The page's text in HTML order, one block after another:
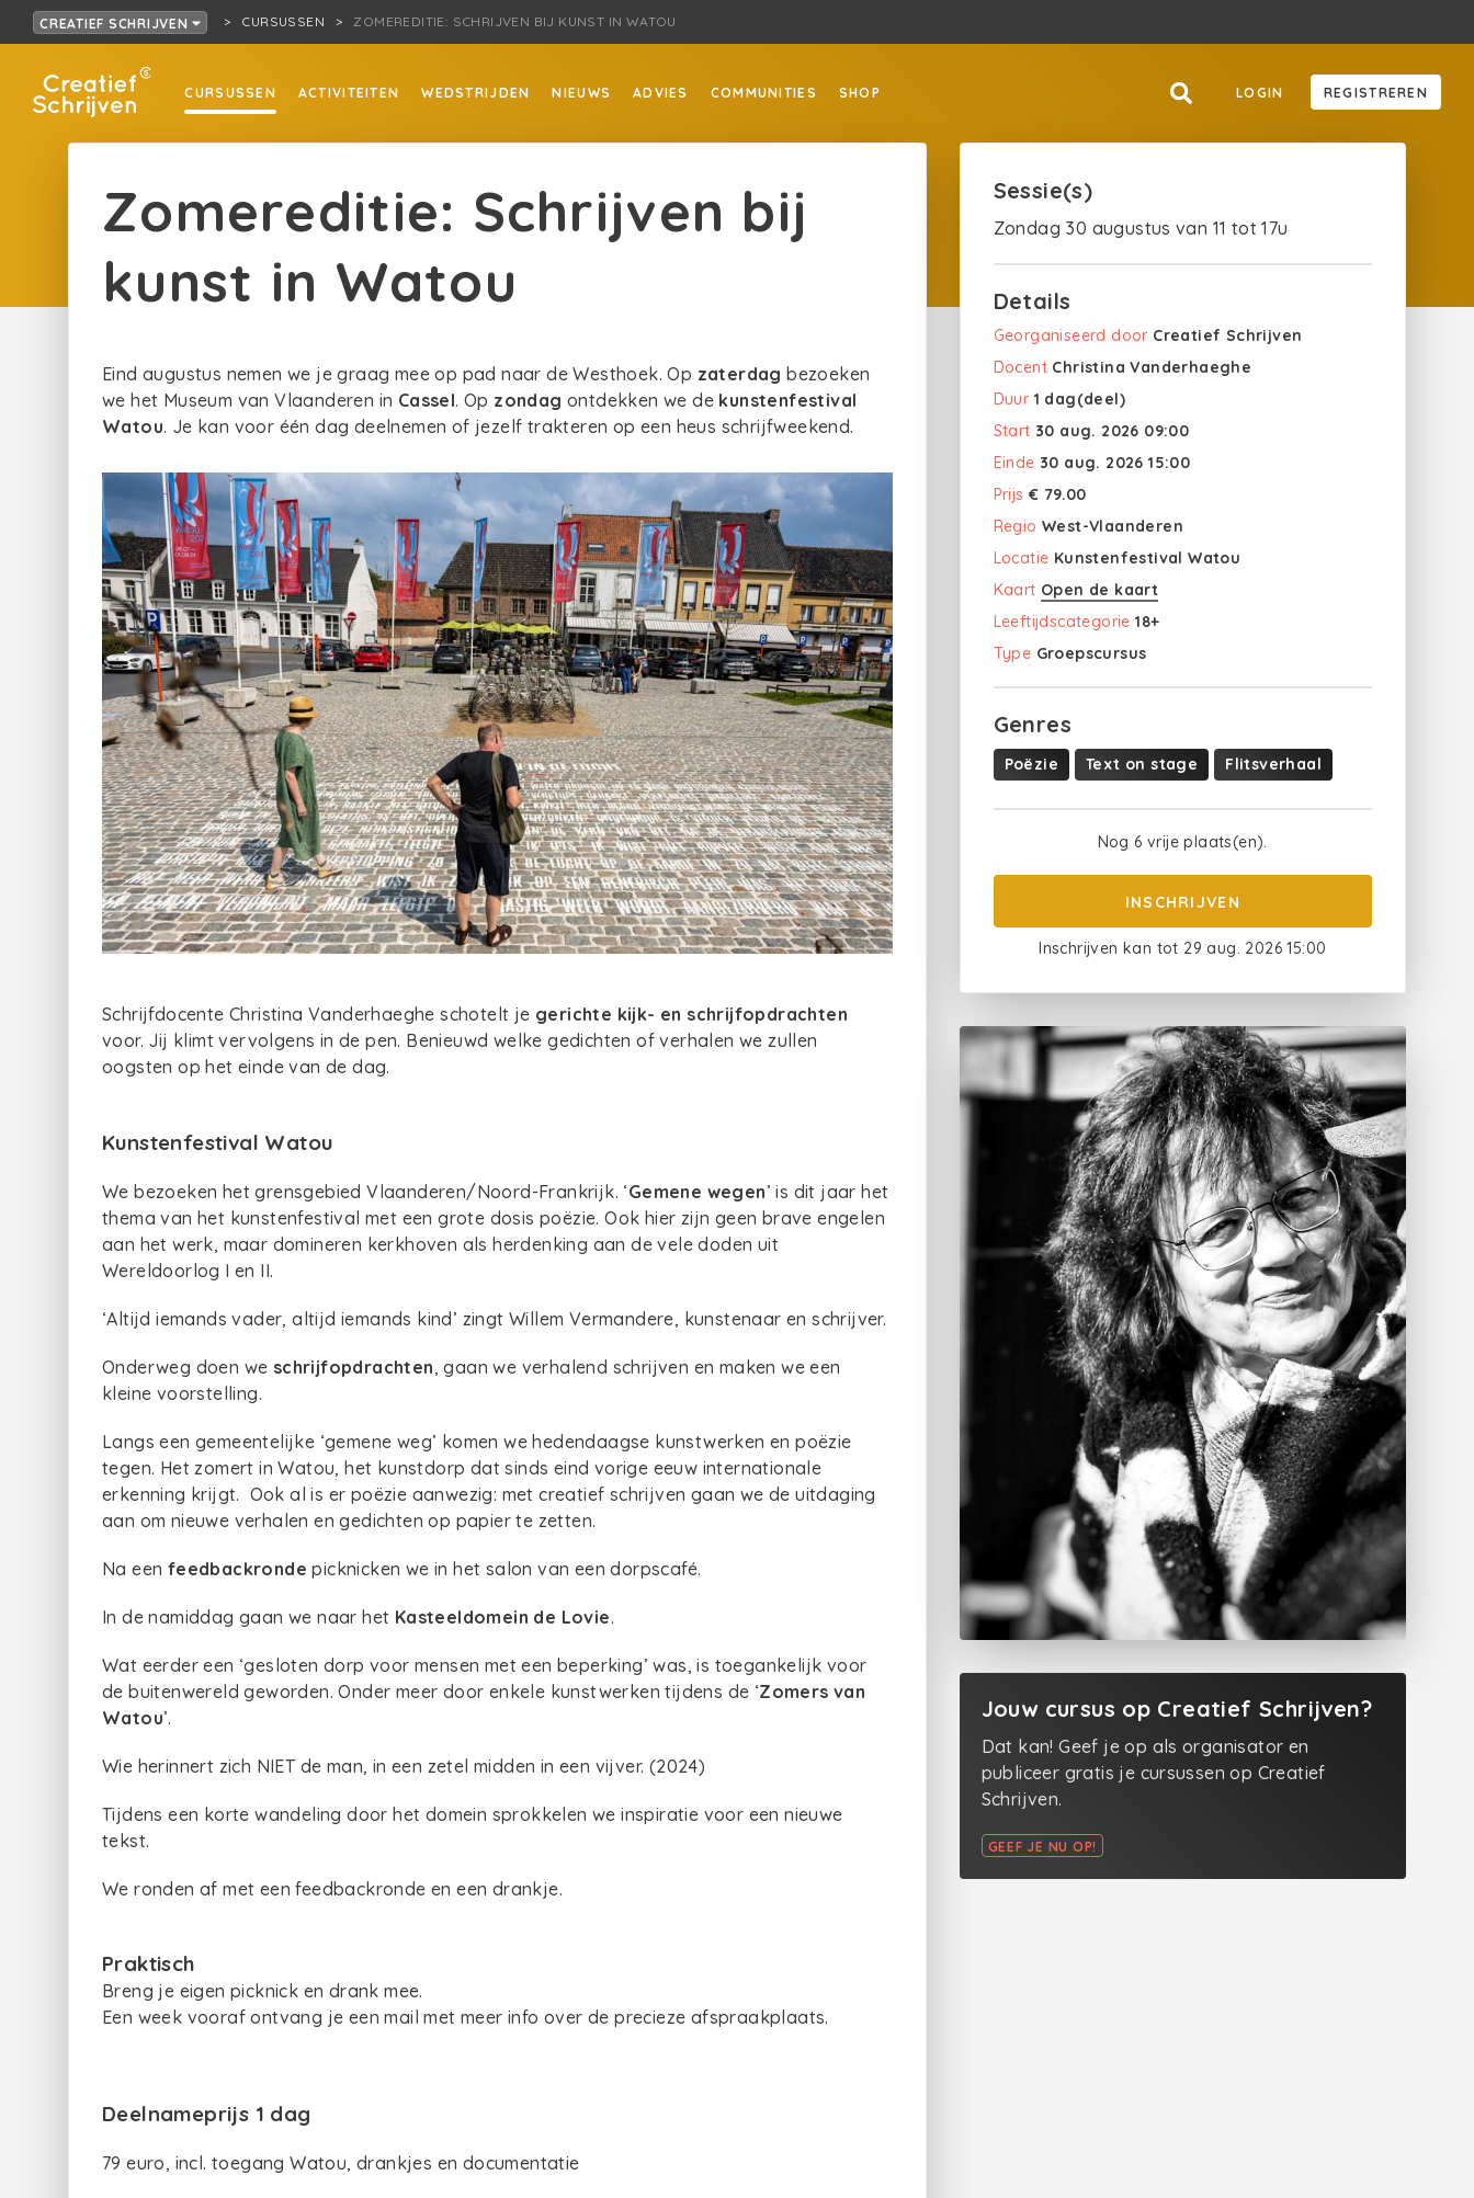
CREATIEF SCHRIJVEN CURSUSSEN ZOMEREDITIE: SCHRIJVEN BIJ KUNST IN WATOU
CURSUSSEN ACTIVITEITEN WEDSTRIJDEN NIEUWS ADVIES COMMUNITIES SHOP LOGIN REGISTREREN
Zomereditie: Schrijven bij
kunst in Watou
Eind augustus nemen we je graag mee op pad naar de Westhoek. Op zaterdag bezoeken
we het Museum van Vlaanderen in Cassel. Op zondag ontdekken we de kunstenfestival
Watou. Je kan voor één dag deelnemen of jezelf trakteren op een heus schrijfweekend.
Schrijfdocente Christina Vanderhaeghe schotelt je gerichte kijk- en schrijfopdrachten
voor. Jij klimt vervolgens in de pen. Benieuwd welke gedichten of verhalen we zullen
oogsten op het einde van de dag.
Kunstenfestival Watou
We bezoeken het grensgebied Vlaanderen/Noord-Frankrijk. ‘Gemene wegen’ is dit jaar het
thema van het kunstenfestival met een grote dosis poëzie. Ook hier zijn geen brave engelen
aan het werk, maar domineren kerkhoven als herdenking aan de vele doden uit
Wereldoorlog I en II.
‘Altijd iemands vader, altijd iemands kind’ zingt Willem Vermandere, kunstenaar en schrijver.
Onderweg doen we schrijfopdrachten, gaan we verhalend schrijven en maken we een
kleine voorstelling.
Langs een gemeentelijke ‘gemene weg’ komen we hedendaagse kunstwerken en poëzie
tegen. Het zomert in Watou, het kunstdorp dat sinds eind vorige eeuw internationale
erkenning krijgt. Ook al is er poëzie aanwezig: met creatief schrijven gaan we de uitdaging
aan om nieuwe verhalen en gedichten op papier te zetten.
Na een feedbackronde picknicken we in het salon van een dorpscafé.
In de namiddag gaan we naar het Kasteeldomein de Lovie.
Wat eerder een ‘gesloten dorp voor mensen met een beperking’ was, is toegankelijk voor
de buitenwereld geworden. Onder meer door enkele kunstwerken tijdens de ‘Zomers van
Watou’.
Wie herinnert zich NIET de man, in een zetel midden in een vijver. (2024)
Tijdens een korte wandeling door het domein sprokkelen we inspiratie voor een nieuwe
tekst.
We ronden af met een feedbackronde en een drankje.
Praktisch
Breng je eigen picknick en drank mee.
Een week vooraf ontvang je een mail met meer info over de precieze afspraakplaats.
Deelnameprijs 1 dag
79 euro, incl. toegang Watou, drankjes en documentatie
Sessie(s)
Zondag 30 augustus van 11 tot 17u
Details
Georganiseerd door Creatief Schrijven
Docent Christina Vanderhaeghe
Duur 1 dag(deel)
Start 30 aug. 2026 09:00
Einde 30 aug. 2026 15:00
Prijs € 79.00
Regio West-Vlaanderen
Locatie Kunstenfestival Watou
Kaart Open de kaart
Leeftijdscategorie 18+
Type Groepscursus
Genres
Poëzie Text on stage Flitsverhaal
Nog 6 vrije plaats(en).
INSCHRIJVEN
Inschrijven kan tot 29 aug. 2026 15:00
Jouw cursus op Creatief Schrijven?
Dat kan! Geef je op als organisator en
publiceer gratis je cursussen op Creatief
Schrijven.
GEEF JE NU OP!